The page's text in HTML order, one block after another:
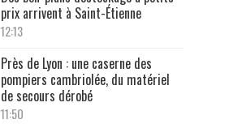
prix arrivent à Saint-Étienne
12:13
Près de Lyon : une caserne des
pompiers cambriolée, du matériel
de secours dérobé
11:50